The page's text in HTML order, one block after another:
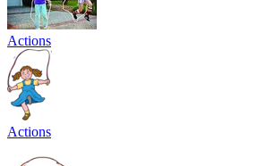
Actions
Actions